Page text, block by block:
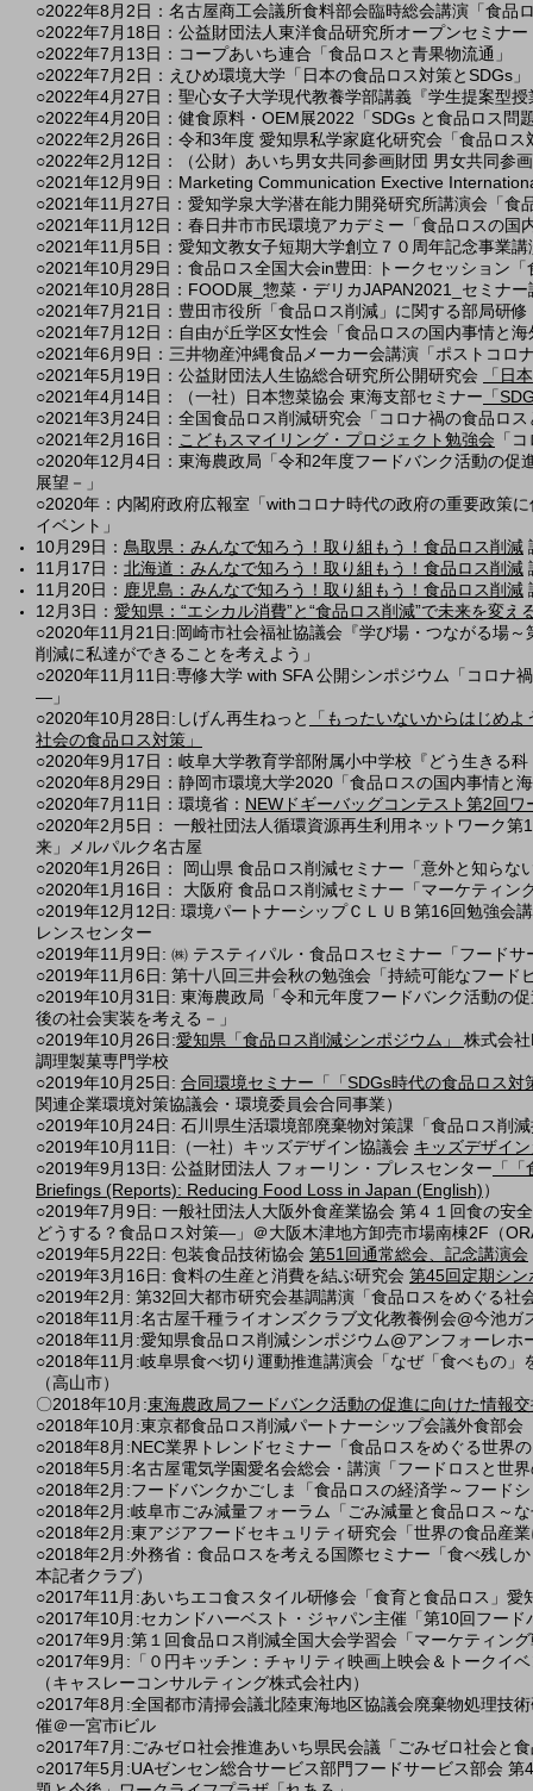
○2022年8月2日：名古屋商工会議所食料部会臨時総会講演「食品
○2022年7月18日：公益財団法人東洋食品研究所オープンセミナ
○2022年7月13日：コープあいち連合「食品ロスと青果物流通」
○2022年7月2日：えひめ環境大学「日本の食品ロス対策とSDGs」
○2022年4月27日：聖心女子大学現代教養学部講義『学生提案型
○2022年4月20日：健食原料・OEM展2022「SDGs と食品ロス問
○2022年2月26日：令和3年度 愛知県私学家庭化研究会「食品ロス
○2022年2月12日：（公財）あいち男女共同参画財団 男女共同参
○2021年12月9日：Marketing Communication Exective
○2021年11月27日：愛知学泉大学潜在能力開発研究所講演会「食
○2021年11月12日：春日井市市民環境アカデミー「食品ロスの国
○2021年11月5日：愛知文教女子短期大学創立７０周年記念事業
​○2021年10月29日：食品ロス全国大会in豊田: トークセッション
○2021年10月28日：FOOD展_惣菜・デリカJAPAN2021_セミナ
○2021年7月21日：豊田市役所「食品ロス削減」に関する部局研
○2021年7月12日：自由が丘学区女性会「食品ロスの国内事情と
○2021年6月9日：三井物産沖縄食品メーカー会講演「ポストコロ
○2021年5月19日：公益財団法人生協総合研究所公開研究会
「日
○2021年4月14日：（一社）日本惣菜協会 東海支部セミナー 「
○2021年3月24日：全国食品ロス削減研究会「コロナ禍の食品ロ
○2021年2月16日： こどもスマイリング・プロジェクト勉強会 「
○2020年12月4日：東海農政局「令和2年度フードバンク活動の
展望－」
○2020年：内閣府政府広報室「withコロナ時代の政府の重要政策
イベント」
10月29日： 鳥取県：みんなで知ろう！取り組もう！食品ロス削減
11月17日： 北海道：みんなで知ろう！取り組もう！食品ロス削減
11月20日： 鹿児島：みんなで知ろう！取り組もう！食品ロス削減
12月3日： 愛知県：“エシカル消費”と“食品ロス削減”で未来を変え
○2020年11月21日:岡崎市社会福祉協議会『学び場・つながる場
削減に私達ができることを考えよう」
○2020年11 月11 日:専修大学 with SFA 公開シンポジウム「コロナ
―」
○2020年10月28日:しげん再生ねっと
「もったいないからはじめ
社会の食品ロス対策」
○2020年9月17日：岐阜大学教育学部附属小中学校『どう生きる
○2020年8月29日：静岡市環境大学2020「食品ロスの国内事情と
○2020年7月11日：環境省： NEWドギーバッグコンテスト第2回ワ
○2020年2月5日： 一般社団法人循環資源再生利用ネットワーク
来」メルパルク名古屋
○2020年1月26日： 岡山県 食品ロス削減セミナー「意外と知らな
○2020年1月16日： 大阪府 食品ロス削減セミナー「マーケティ
○2019年12月12日: 環境パートナーシップＣＬＵＢ第16回勉強会
レンスセンター
○2019年11月9日: ㈱ テスティパル・食品ロスセミナー「フード
○2019年11月6日: 第十八回三井会秋の勉強会「持続可能なフー
○2019年10月31日: 東海農政局「令和元年度フードバンク活動の
後の社会実装を考える－」
○2019年10月26日:愛知県「食品ロス削減シンポジウム」​ 株式会
調理製菓専門学校
○2019年10月25日: 合同環境セミナー「「SDGs時代の食品ロス
関連企業環境対策協議会・環境委員会合同事業）
○2019年10月24日: 石川県生活環境部廃棄物対策課「食品ロス削
○2019年10月11日:（一社）キッズデザイン協議会 キッズデザイ
○2019年9月13日: 公益財団法人 フォーリン・プレスセンター 「
Briefings (Reports): Reducing Food Loss in Japan (English)）
○2019年7月9日: 一般社団法人大阪外食産業協会 第４１回食の
どうする？食品ロス対策―」＠大阪木津地方卸売市場南棟2F（
○2019年5月22日: 包装食品技術協会 第51回通常総会、記念講演会
○2019年3月16日: 食料の生産と消費を結ぶ研究会 第45回定期シン
○2019年2月: 第32回大都市研究会基調講演「食品ロスをめぐる社
○2018年11月:名古屋千種ライオンズクラブ文化教養例会@今池
○2018年11月:愛知県食品ロス削減シンポジウム@アンフォーレホ
○2018年11月:岐阜県食べ切り運動推進講演会「なぜ「食べもの
（高山市）
​〇2018年10月:東海農政局フードバンク活動の促進に向けた情報
○2018年10月:東京都食品ロス削減パートナーシップ会議外食部
○2018年8月:NEC業界トレンドセミナー「食品ロスをめぐる世界
○2018年5月:名古屋電気学園愛名会総会・講演「フードロスと世
○2018年2月:フードバンクかごしま「食品ロスの経済学～フード
○2018年2月:岐阜市ごみ減量フォーラム「ごみ減量と食品ロス～
○2018年2月:東アジアフードセキュリティ研究会「世界の食品
○2018年2月:外務省：食品ロスを考える国際セミナー「食べ残し
本記者クラブ）
○2017年11月:あいちエコ食スタイル研修会「食育と食品ロス」
○2017年10月:セカンドハーベスト・ジャパン主催「第10回フー
○2017年9月:第１回食品ロス削減全国大会学習会「マーケティン
○2017年9月:「０円キッチン：チャリティ映画上映会＆トークイ
（キャスレーコンサルティング株式会社内）
○2017年8月:全国都市清掃会議北陸東海地区協議会廃棄物処理技
催＠一宮市iビル
○2017年7月:ごみゼロ社会推進あいち県民会議「ごみゼロ社会と
○2017年5月:UAゼンセン総合サービス部門フードサービス部会